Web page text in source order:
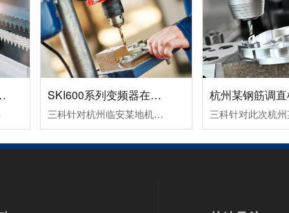
的应用案例！ SKI600系列变频器在杭州临安某机械设备生产企业中的应用案例！
三科针对杭州临安某地机械设备生产企业设计了SKI600系列变频器在卧式木工带锯机上的应用所采取的设备加工工艺及控制方案：其工作过程为跑车工作台以一定的速度运行一段距离，此速度通常是慢速行进，由PLC给变频器启动和多段速信号，变频器带动跑车工作台电机以低速行进；当锯条进至木头大概5公分左右的位置后，PLC.....